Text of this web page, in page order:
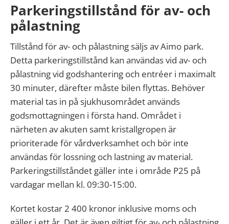
Parkeringstillstånd för av- och
pålastning
Tillstånd för av- och pålastning säljs av Aimo park.
Detta parkeringstillstånd kan användas vid av- och
pålastning vid godshantering och entréer i maximalt
30 minuter, därefter måste bilen flyttas. Behöver
material tas in på sjukhusområdet används
godsmottagningen i första hand. Området i
närheten av akuten samt kristallgropen är
prioriterade för vårdverksamhet och bör inte
användas för lossning och lastning av material.
Parkeringstillståndet gäller inte i område P25 på
vardagar mellan kl. 09:30-15:00.
Kortet kostar 2 400 kronor inklusive moms och